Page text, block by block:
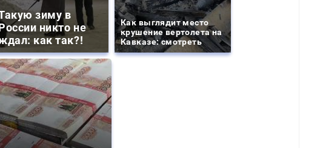
зиму в
никто не
как так?!
Как выглядит место
крушение вертолета на
Кавказе: смотреть